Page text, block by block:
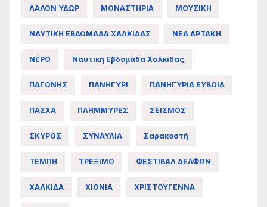
ΛΑΛΟΝ ΥΔΩΡ ΜΟΝΑΣΤΗΡΙΑ ΜΟΥΣΙΚΗ
ΝΑΥΤΙΚΗ ΕΒΔΟΜΑΔΑ ΧΑΛΚΙΔΑΣ ΝΕΑ ΑΡΤΑΚΗ
ΝΕΡΟ Ναυτική Εβδομάδα Χαλκίδας
ΠΑΓΩΝΗΣ ΠΑΝΗΓΥΡΙ ΠΑΝΗΓΥΡΙΑ ΕΥΒΟΙΑ
ΠΑΣΧΑ ΠΛΗΜΜΥΡΕΣ ΣΕΙΣΜΟΣ
ΣΚΥΡΟΣ ΣΥΝΑΥΛΙΑ Σαρακοστή
ΤΕΜΠΗ ΤΡΕΞΙΜΟ ΦΕΣΤΙΒΑΛ ΔΕΛΦΩΝ
ΧΑΛΚΙΔΑ ΧΙΟΝΙΑ ΧΡΙΣΤΟΥΓΕΝΝΑ